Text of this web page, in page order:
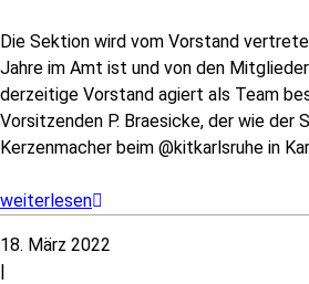
Die Sektion wird vom Vorstand
Jahre im Amt ist und von den
derzeitige Vorstand agiert als Team
Vorsitzenden P. Braesicke, der wie der
Kerzenmacher beim @kitkarlsruhe in
weiterlesen
18. März 2022
|